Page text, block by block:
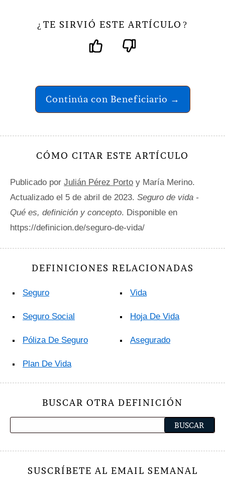
¿ TE SIRVIÓ ESTE ARTÍCULO ?
Continúa con Beneficiario →
CÓMO CITAR ESTE ARTÍCULO
Publicado por Julián Pérez Porto y María Merino.
Actualizado el 5 de abril de 2023. Seguro de vida -
Qué es, definición y concepto. Disponible en
https://definicion.de/seguro-de-vida/
DEFINICIONES RELACIONADAS
Seguro
Seguro Social
Póliza De Seguro
Plan De Vida
Vida
Hoja De Vida
Asegurado
BUSCAR OTRA DEFINICIÓN
SUSCRÍBETE AL EMAIL SEMANAL